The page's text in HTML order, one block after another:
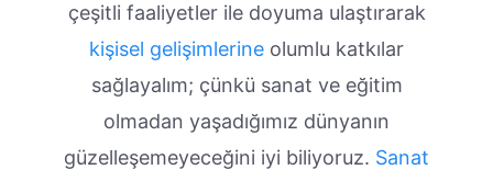
çeşitli faaliyetler ile doyuma ulaştırarak
kişisel gelişimlerine olumlu katkılar
sağlayalım; çünkü sanat ve eğitim
olmadan yaşadığımız dünyanın
güzelleşemeyeceğini iyi biliyoruz. Sanat